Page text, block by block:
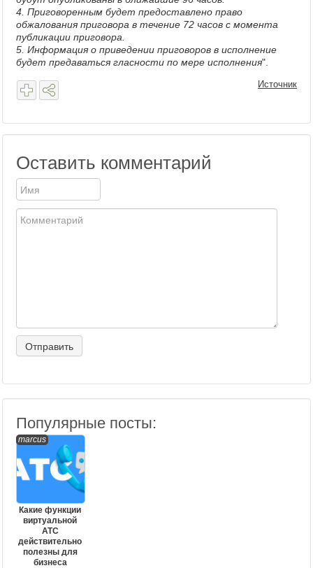
4. Приговоренным будет предоставлено право
обжалования приговора в течение 72 часов с момента
публикации приговора.
5. Информация о приведении приговоров в исполнение
будет предаваться гласности по мере исполнения".
Источник
Оставить комментарий
Популярные посты:
marcus
Какие функции
виртуальной
АТС
действительно
полезны для
бизнеса